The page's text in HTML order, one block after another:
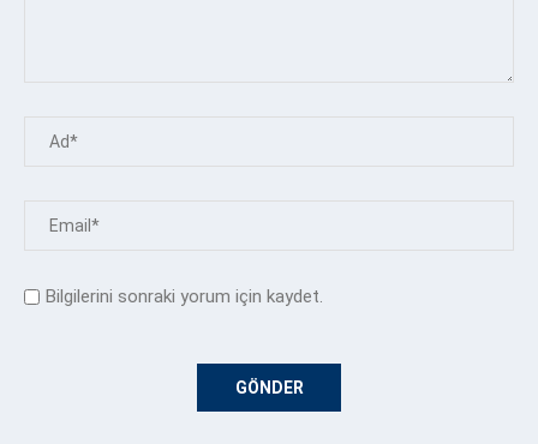
Bilgilerini sonraki yorum için kaydet.